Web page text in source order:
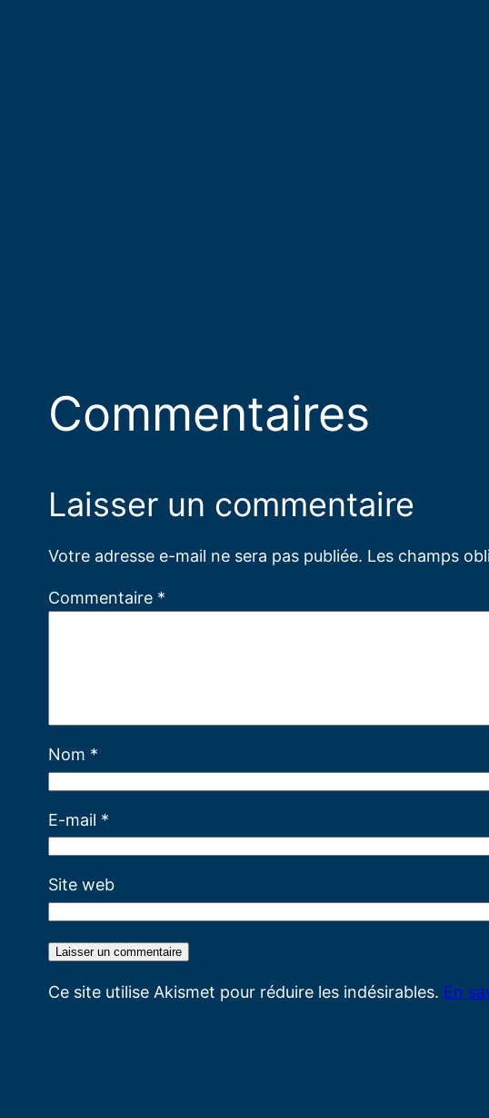
Commentaires
Laisser un commentaire
Votre adresse e-mail ne sera pas publiée. Les champs
Commentaire *
Nom *
E-mail *
Site web
Ce site utilise Akismet pour réduire les indésirables. En